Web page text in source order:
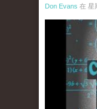
Don Evans 在 星